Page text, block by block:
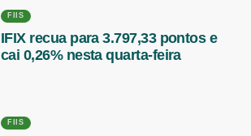
FIIS
IFIX recua para 3.797,33 pontos e
cai 0,26% nesta quarta-feira
FIIS